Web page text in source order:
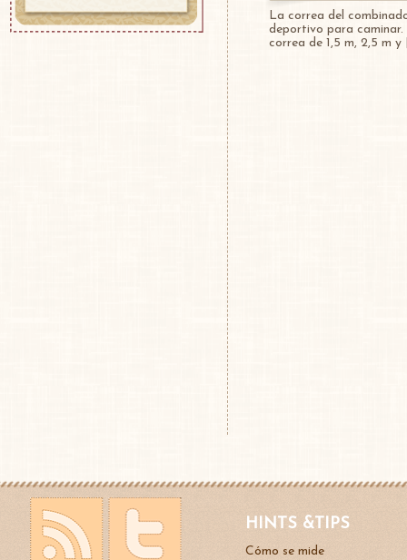
La correa del
deportivo para caminar.
correa de 1,5 m, 2,5 m y
HINTS &TIPS
Cómo se mide